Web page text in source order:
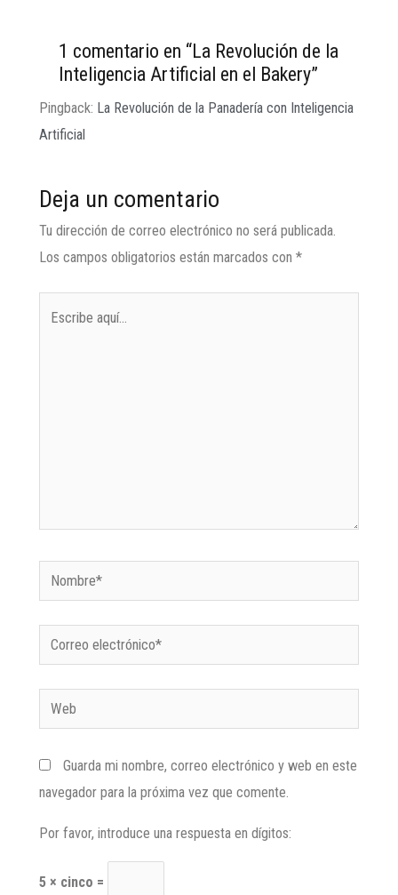
1 comentario en “La Revolución de la
Inteligencia Artificial en el Bakery”
Pingback: La Revolución de la Panadería con Inteligencia
Artificial
Deja un comentario
Tu dirección de correo electrónico no será publicada.
Los campos obligatorios están marcados con *
Guarda mi nombre, correo electrónico y web en este
navegador para la próxima vez que comente.
Por favor, introduce una respuesta en dígitos:
5 × cinco =